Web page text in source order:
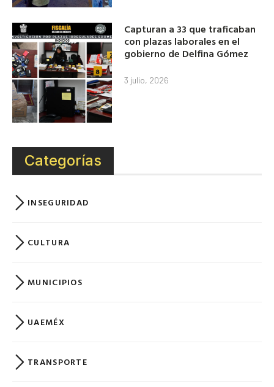
Capturan a 33 que traficaban
con plazas laborales en el
gobierno de Delfina Gómez
3 julio, 2026
Categorías
INSEGURIDAD
CULTURA
MUNICIPIOS
UAEMÉX
TRANSPORTE